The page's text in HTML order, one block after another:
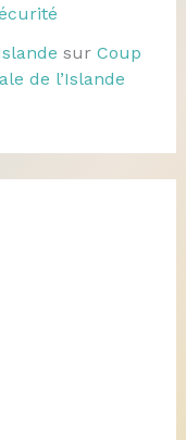
sur Coup
de l’Islande